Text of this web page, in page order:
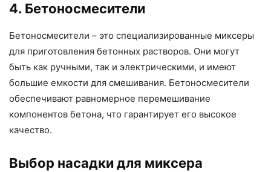
4. Бетоносмесители
Бетоносмесители – это специализированные миксеры
для приготовления бетонных растворов. Они могут
быть как ручными, так и электрическими, и имеют
большие емкости для смешивания. Бетоносмесители
обеспечивают равномерное перемешивание
компонентов бетона, что гарантирует его высокое
качество.
Выбор насадки для миксера